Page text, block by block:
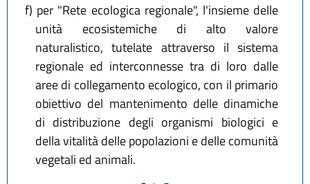
f) per "Rete ecologica regionale", l'insieme delle
unità ecosistemiche di alto valore
naturalistico, tutelate attraverso il sistema
regionale ed interconnesse tra di loro dalle
aree di collegamento ecologico, con il primario
obiettivo del mantenimento delle dinamiche
di distribuzione degli organismi biologici e
della vitalità delle popolazioni e delle comunità
vegetali ed animali.